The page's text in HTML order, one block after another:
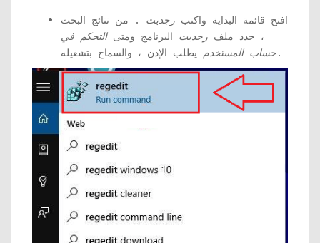
افتح قائمة البداية واكتب رجديت . من نتائج البحث
، حدد ملف رجديت البرنامج ومتىالتحكم في
حساب المستخدميطلب الإذن ، والسماح بتشغيله.